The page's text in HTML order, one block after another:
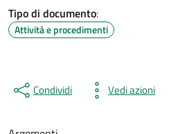
Tipo di documento:
Attività e procedimenti
Condividi Vedi azioni